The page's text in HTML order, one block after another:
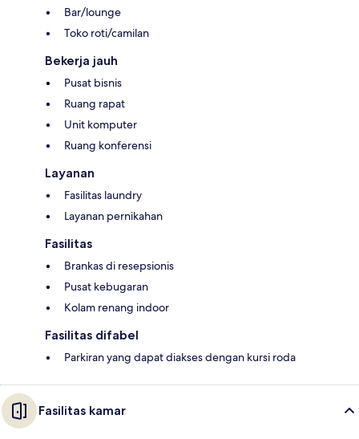
Bar/lounge
Toko roti/camilan
Bekerja jauh
Pusat bisnis
Ruang rapat
Unit komputer
Ruang konferensi
Layanan
Fasilitas laundry
Layanan pernikahan
Fasilitas
Brankas di resepsionis
Pusat kebugaran
Kolam renang indoor
Fasilitas difabel
Parkiran yang dapat diakses dengan kursi roda
Fasilitas kamar